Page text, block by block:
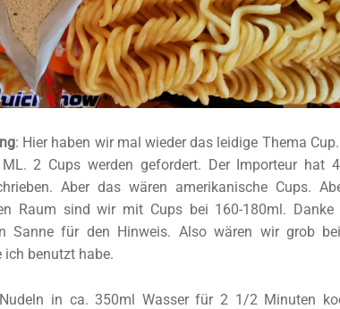
: Hier haben wir mal wieder das leidige Thema
2 Cups werden gefordert. Der Importeur hat
Aber das wären amerikanische Cups.
Raum sind wir mit Cups bei 160-180ml. Danke
Sanne für den Hinweis. Also wären wir grob
ich benutzt habe.
in ca. 350ml Wasser für 2 1/2 Minuten